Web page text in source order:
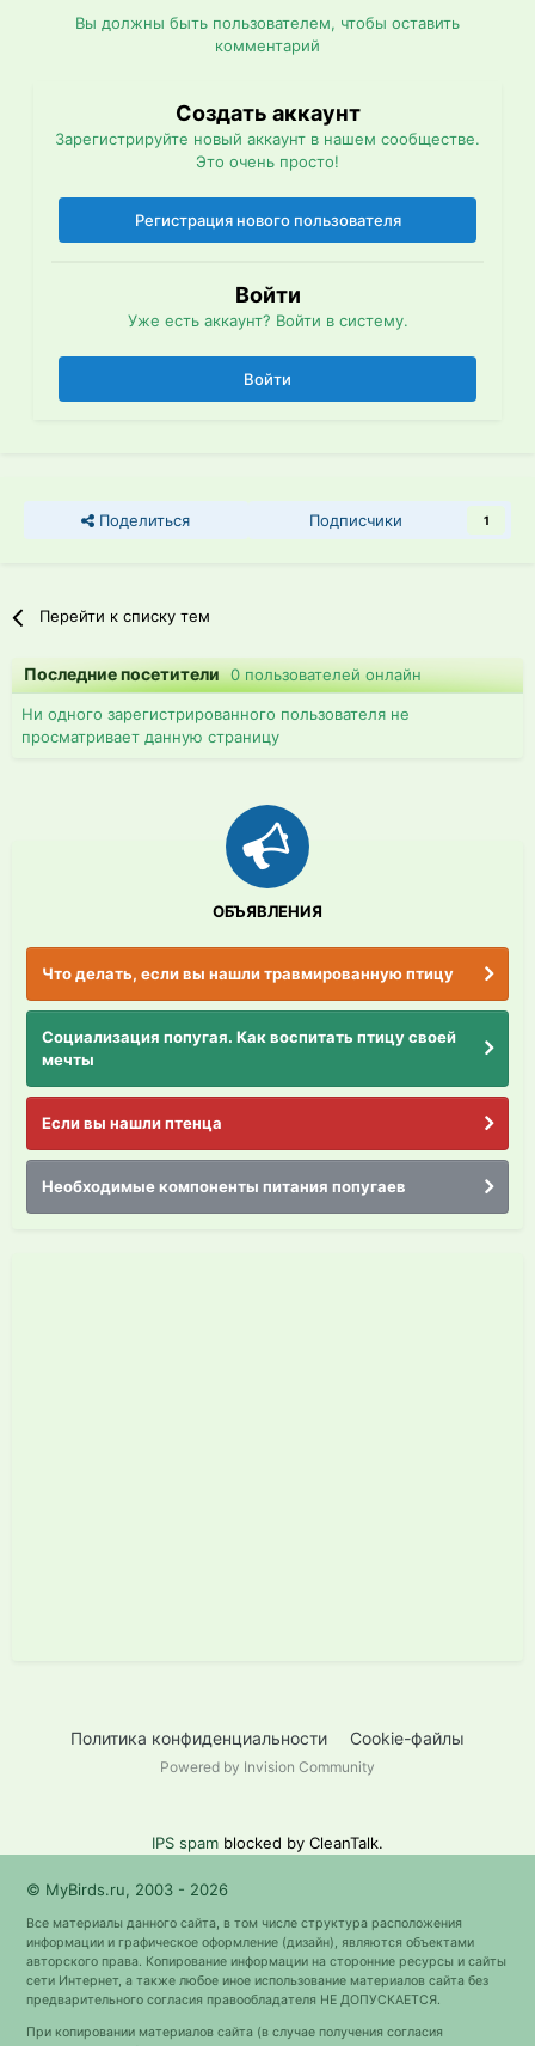
Вы должны быть пользователем, чтобы оставить
комментарий
Создать аккаунт
Зарегистрируйте новый аккаунт в нашем сообществе.
Это очень просто!
Регистрация нового пользователя
Войти
Уже есть аккаунт? Войти в систему.
Войти
Поделиться Подписчики 1
Перейти к списку тем
Последние посетители0 пользователей онлайн
Ни одного зарегистрированного пользователя не
просматривает данную страницу
ОБЪЯВЛЕНИЯ
Что делать, если вы нашли травмированную птицу
Социализация попугая. Как воспитать птицу своей
мечты
Если вы нашли птенца
Необходимые компоненты питания попугаев
Политика конфиденциальности Cookie-файлы
Powered by Invision Community
IPS spam blocked by CleanTalk.
© MyBirds.ru, 2003 - 2026
Все материалы данного сайта, в том числе структура расположения
информации и графическое оформление (дизайн), являются объектами
авторского права. Копирование информации на сторонние ресурсы и сайты
сети Интернет, а также любое иное использование материалов сайта без
предварительного согласия правообладателя НЕ ДОПУСКАЕТСЯ.
При копировании материалов сайта (в случае получения согласия